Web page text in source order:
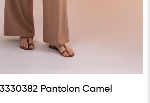
Pantolon Camel